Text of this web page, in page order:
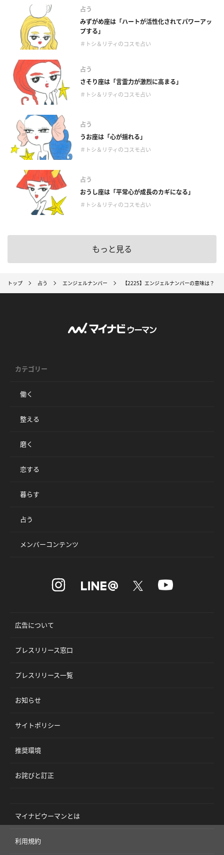
占う
みずがめ座は「ハートが活性化されてパワーアッ
プする」
＃トシ＆リティのコスモ占い
占う
さそり座は「言霊力が激烈に高まる」
＃トシ＆リティのコスモ占い
占う
うお座は「心が揺れる」
＃トシ＆リティのコスモ占い
占う
おうし座は「平常心が成長のカギになる」
＃トシ＆リティのコスモ占い
もっと見る
トップ 占う エンジェルナンバー 【2225】エンジェルナンバーの意味は？
カテゴリー
働く
整える
磨く
恋する
暮らす
占う
メンバーコンテンツ
広告について
プレスリリース窓口
プレスリリース一覧
お知らせ
サイトポリシー
推奨環境
お詫びと訂正
マイナビウーマンとは
利用規約